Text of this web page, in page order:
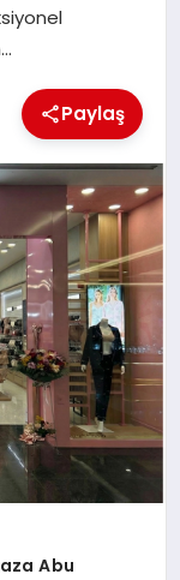
Paylaş
Abu